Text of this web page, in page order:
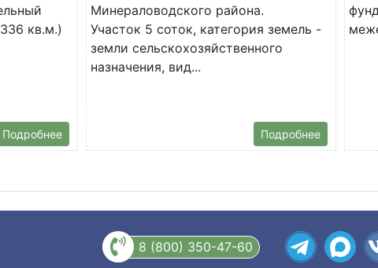
кв.м.)
Подробнее
Минераловодского района.
Участок 5 соток, категория земель -
земли сельскохозяйственного
назначения, вид...
Подробнее
8 (800) 350-47-60